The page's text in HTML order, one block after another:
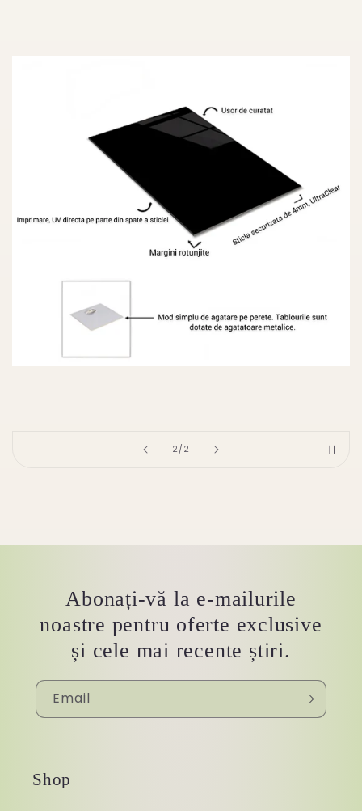
2 /of
2
Abonați-vă la e-mailurile
noastre pentru oferte exclusive
și cele mai recente știri.
Email
Shop